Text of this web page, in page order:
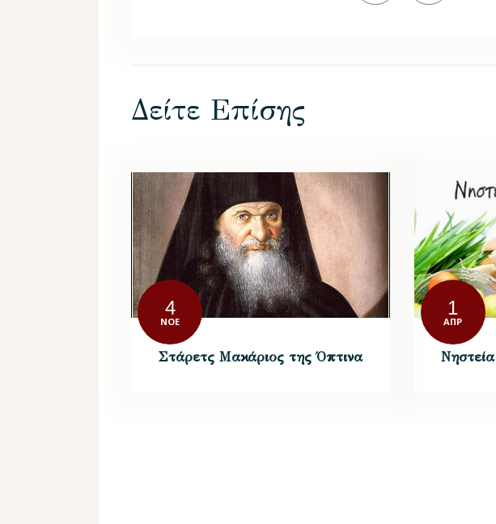
Δείτε Επίσης
4
ΝΟΈ
Στάρετς Μακάριος της Όπτινα
1
ΑΠΡ
Νηστεία